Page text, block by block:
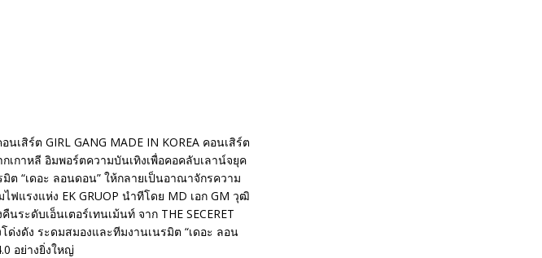
สิร์ต GIRL GANG MADE IN KOREA คอนเสิร์ต
เกาหลี อิมพอร์ตความบันเทิงเพื่อคอคลับเลาน์จยุค
“เดอะ ลอนดอน” ให้กลายเป็นอาณาจักรความ
แรงแห่ง EK GRUOP นำทีโดย MD เอก GM วุฒิ
ะดับเอ็นเตอร์เทนเม้นท์ จาก THE SECERET
งดัง ระดมสมองและทีมงานเนรมิต “เดอะ ลอน
อย่างยิ่งใหญ่